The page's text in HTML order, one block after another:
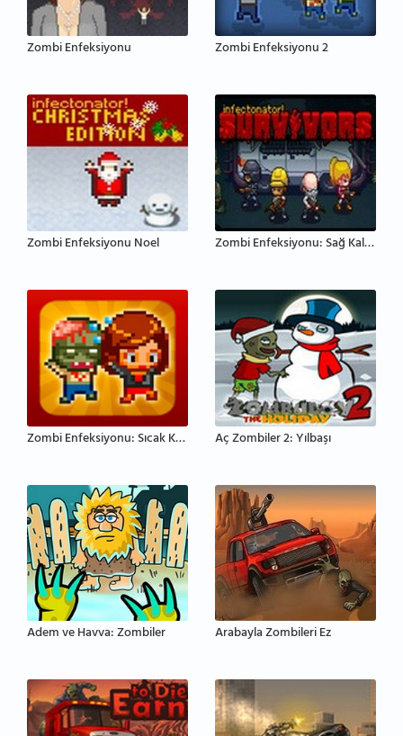
Zombi Enfeksiyonu Zombi Enfeksiyonu 2
Zombi Enfeksiyonu Noel Zombi Enfeksiyonu: Sağ Kalanlar
Zombi Enfeksiyonu: Sıcak Kovalamaca Aç Zombiler 2: Yılbaşı
Adem ve Havva: Zombiler Arabayla Zombileri Ez